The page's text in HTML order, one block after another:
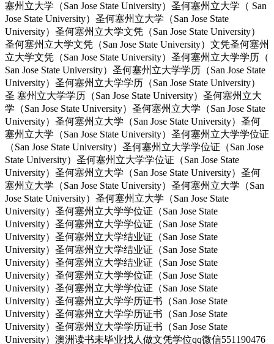
塞州立大学（San Jose State University）圣何塞州立大学（ San
Jose State University）圣何塞州立大学（San Jose State
University）圣何塞州立大学文凭（San Jose State University）
圣何塞州立大学文凭（San Jose State University）文凭圣何塞州
立大学文凭（San Jose State University）圣何塞州立大学学历（
San Jose State University）圣何塞州立大学学历（San Jose State
University）圣何塞州立大学学历（San Jose State University）
圣 塞州立大学学历（San Jose State University）圣何塞州立大
学（San Jose State University）圣何塞州立大学（San Jose State
University）圣何塞州立大学（San Jose State University）圣何
塞州立大学（San Jose State University）圣何塞州立大学学位证
（San Jose State University）圣何塞州立大学学位证（San Jose
State University）圣何塞州立大学学位证（San Jose State
University）圣何塞州立大学（San Jose State University）圣何
塞州立大学（San Jose State University）圣何塞州立大学（San
Jose State University）圣何塞州立大学（San Jose State
University）圣何塞州立大学学位证（San Jose State
University）圣何塞州立大学学位证（San Jose State
University）圣何塞州立大学结业证（San Jose State
University）圣何塞州立大学结业证（San Jose State
University）圣何塞州立大学结业证（San Jose State
University）圣何塞州立大学学位证（San Jose State
University）圣何塞州立大学学位证（San Jose State
University）圣何塞州立大学学历证书（San Jose State
University）圣何塞州立大学学历证书（San Jose State
University）圣何塞州立大学学历证书（San Jose State
University）澳洲读书未毕业找人做文凭学位qq微信551190476